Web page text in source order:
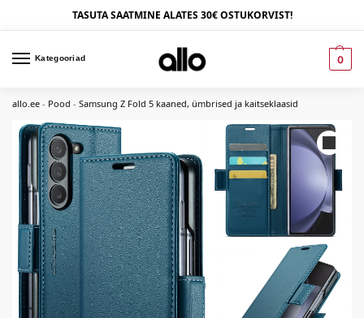
TASUTA SAATMINE ALATES 30€ OSTUKORVIST!
Kategooriad 0
allo.ee - Pood - Samsung Z Fold 5 kaaned, ümbrised ja kaitseklaasid